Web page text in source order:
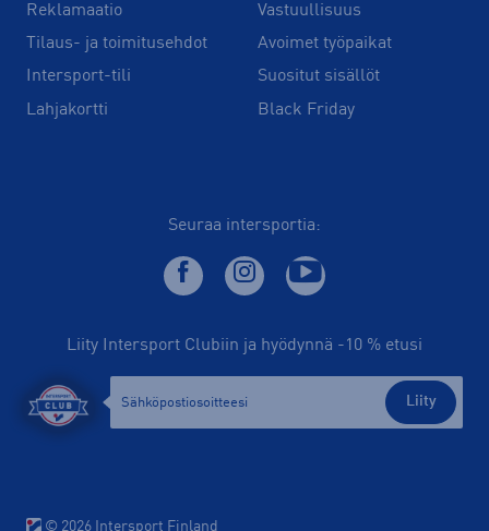
Reklamaatio
Tilaus- ja toimitusehdot
Intersport-tili
Lahjakortti
Vastuullisuus
Avoimet työpaikat
Suositut sisällöt
Black Friday
Seuraa intersportia:
Liity Intersport Clubiin ja hyödynnä -10 % etusi
Liity
© 2026 Intersport Finland